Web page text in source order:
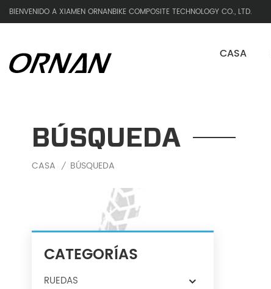
BIENVENIDO A XIAMEN ORNANBIKE COMPOSITE TECHNOLOGY CO., LTD.
CASA
BÚSQUEDA
CASA / BÚSQUEDA
CATEGORÍAS
RUEDAS